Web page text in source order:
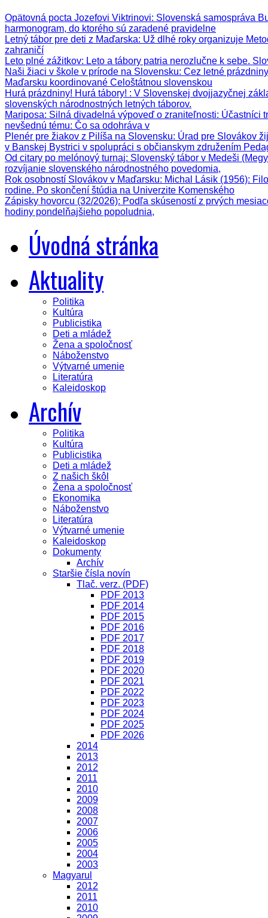
Opätovná pocta Jozefovi Viktrinovi: Slovenská samospráva
harmonogram, do ktorého sú zaradené pravidelne
Letný tábor pre deti z Maďarska: Už dlhé roky organizuje
zahraničí
Leto plné zážitkov: Leto a tábory patria nerozlučne k sebe.
Naši žiaci v škole v prírode na Slovensku: Cez letné
Maďarsku koordinované Celoštátnou slovenskou
Hurá prázdniny! Hurá tábory! : V Slovenskej dvojjazyčnej
slovenských národnostných letných táborov.
Mariposa: Silná divadelná výpoveď o zraniteľnosti: Účastníci
nevšednú tému: Čo sa odohráva v
Plenér pre žiakov z Pilíša na Slovensku: Úrad pre Slovákov
v Banskej Bystrici v spolupráci s občianskym združením
Od citary po melónový turnaj: Slovenský tábor v Medeši
rozvíjanie slovenského národnostného povedomia,
Rok osobností Slovákov v Maďarsku: Michal Lásik (1956):
rodine. Po skončení štúdia na Univerzite Komenského
Zápisky hovorcu (32/2026): Podľa skúseností z prvých
hodiny pondelňajšieho popoludnia,
Úvodná stránka
Aktuality
Politika
Kultúra
Publicistika
Deti a mládež
Žena a spoločnosť
Náboženstvo
Výtvarné umenie
Literatúra
Kaleidoskop
Archív
Politika
Kultúra
Publicistika
Deti a mládež
Z našich škôl
Žena a spoločnosť
Ekonomika
Náboženstvo
Literatúra
Výtvarné umenie
Kaleidoskop
Dokumenty
Archív
Staršie čísla novín
Tlač. verz. (PDF)
PDF 2013
PDF 2014
PDF 2015
PDF 2016
PDF 2017
PDF 2018
PDF 2019
PDF 2020
PDF 2021
PDF 2022
PDF 2023
PDF 2024
PDF 2025
PDF 2026
2014
2013
2012
2011
2010
2009
2008
2007
2006
2005
2004
2003
Magyarul
2012
2011
2010